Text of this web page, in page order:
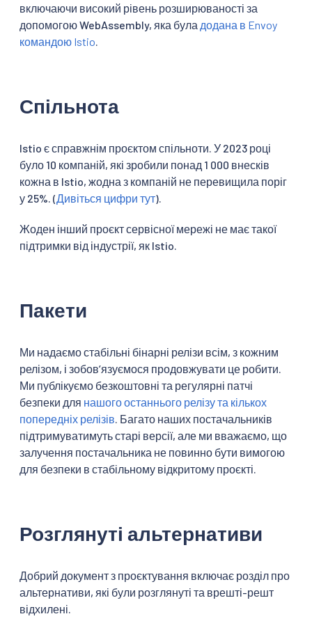
включаючи високий рівень розширюваності за
допомогою WebAssembly, яка була додана в Envoy
командою Istio
Спільнота
Istio є справжнім проєктом спільноти. У 2023 році
було 10 компаній, які зробили понад 1 000 внесків
кожна в Istio, жодна з компаній не перевищила поріг
у 25%. (Дивіться цифри тут).
Жоден інший проєкт сервісної мережі не має такої
підтримки від індустрії, як Istio.
Пакети
Ми надаємо стабільні бінарні релізи всім, з кожним
релізом, і зобовʼязуємося продовжувати це робити.
Ми публікуємо безкоштовні та регулярні патчі
безпеки для нашого останнього релізу та кількох
попередніх релізів . Багато наших постачальників
підтримуватимуть старі версії, але ми вважаємо, що
залучення постачальника не повинно бути вимогою
для безпеки в стабільному відкритому проєкті.
Розглянуті альтернативи
Добрий документ з проєктування включає розділ про
альтернативи, які були розглянуті та врешті-решт
відхилені.